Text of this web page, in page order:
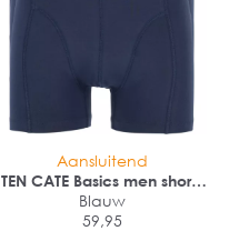
Aansluitend
TEN CATE Basics men shorts
(4-pack)
Blauw
59,95